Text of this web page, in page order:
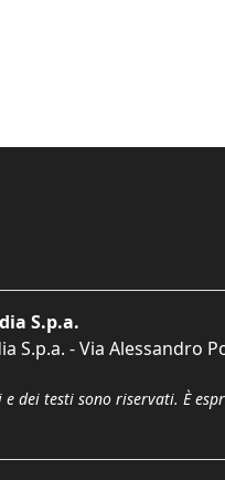
S.p.a.
S.p.a. - Via Alessandro
dei testi sono riservati. È